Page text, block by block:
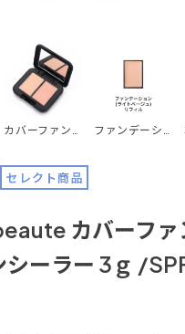
カバーファンデーション＆コンシーラー（コンパクトSET） ファンデーション(ライトベージュ) リフィル 3g
セレクト商品
カバーファ
シーラー 3ｇ /